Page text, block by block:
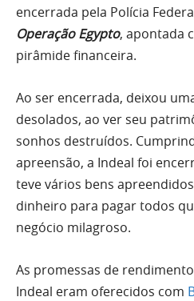
encerrada pela Polícia
Operação Egypto, apontada
pirâmide financeira.
Ao ser encerrada, deixou
desolados, ao ver seu
sonhos destruídos.
apreensão, a Indeal foi
teve vários bens
dinheiro para pagar todos
negócio milagroso.
As promessas de
Indeal eram oferecidos com